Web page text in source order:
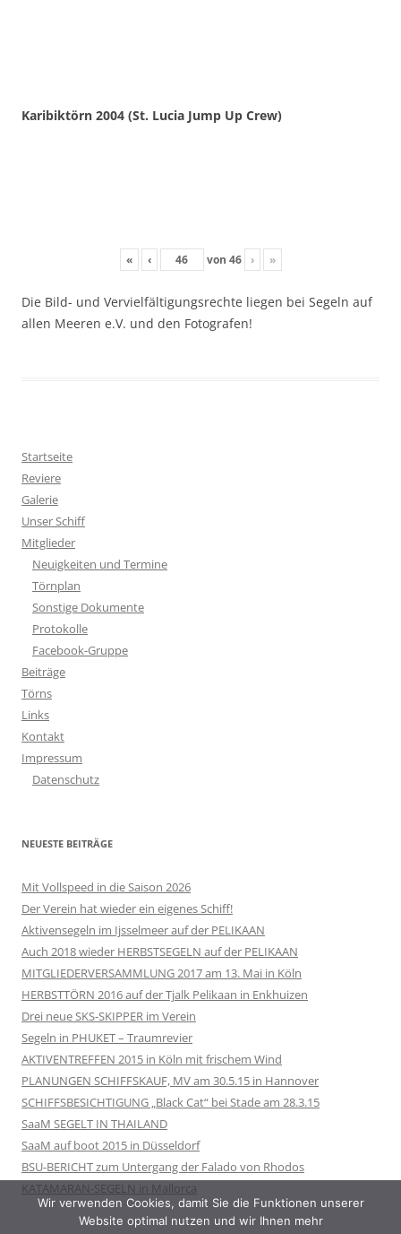
Karibiktörn 2004 (St. Lucia Jump Up Crew)
« ‹ von 46 › »
Die Bild- und Vervielfältigungsrechte liegen bei Segeln auf
allen Meeren e.V. und den Fotografen!
Startseite
Reviere
Galerie
Unser Schiff
Mitglieder
Neuigkeiten und Termine
Törnplan
Sonstige Dokumente
Protokolle
Facebook-Gruppe
Beiträge
Törns
Links
Kontakt
Impressum
Datenschutz
NEUESTE BEITRÄGE
Mit Vollspeed in die Saison 2026
Der Verein hat wieder ein eigenes Schiff!
Aktivensegeln im Ijsselmeer auf der PELIKAAN
Auch 2018 wieder HERBSTSEGELN auf der PELIKAAN
MITGLIEDERVERSAMMLUNG 2017 am 13. Mai in Köln
HERBSTTÖRN 2016 auf der Tjalk Pelikaan in Enkhuizen
Drei neue SKS-SKIPPER im Verein
Segeln in PHUKET – Traumrevier
AKTIVENTREFFEN 2015 in Köln mit frischem Wind
PLANUNGEN SCHIFFSKAUF, MV am 30.5.15 in Hannover
SCHIFFSBESICHTIGUNG „Black Cat“ bei Stade am 28.3.15
SaaM SEGELT IN THAILAND
SaaM auf boot 2015 in Düsseldorf
BSU-BERICHT zum Untergang der Falado von Rhodos
KATAMARAN-SEGELN in Mallorca
Wir verwenden Cookies, damit Sie die Funktionen unserer
Website optimal nutzen und wir Ihnen mehr